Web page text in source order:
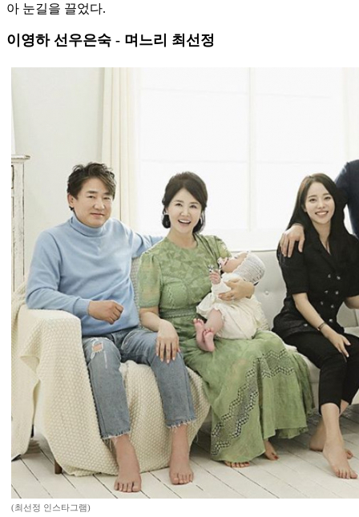
아 눈길을 끌었다.
이영하 선우은숙 - 며느리 최선정
(최선정 인스타그램)